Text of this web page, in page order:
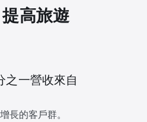
高旅遊
之一營收來自
長的客戶群。